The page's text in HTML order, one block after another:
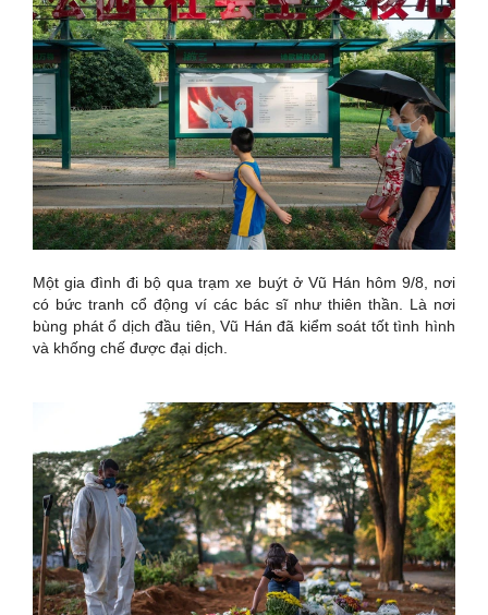
Một gia đình đi bộ qua trạm xe buýt ở Vũ Hán hôm 9/8, nơi
có bức tranh cổ động ví các bác sĩ như thiên thần. Là nơi
bùng phát ổ dịch đầu tiên, Vũ Hán đã kiểm soát tốt tình hình
và khống chế được đại dịch.